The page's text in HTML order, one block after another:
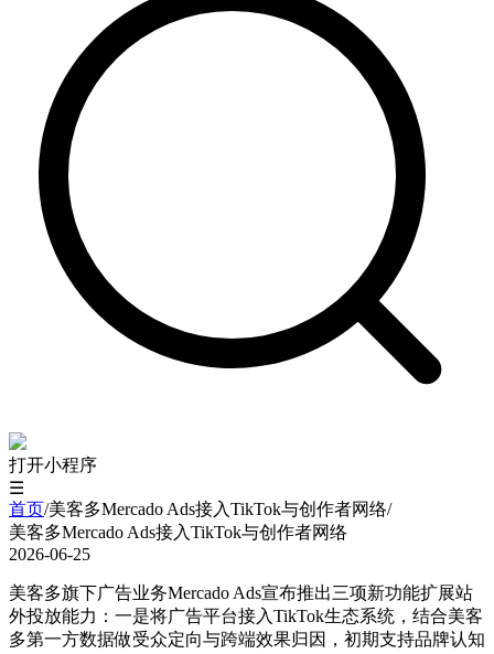
打开小程序
☰
首页/美客多Mercado Ads接入TikTok与创作者网络/
美客多Mercado Ads接入TikTok与创作者网络
2026-06-25
美客多旗下广告业务Mercado Ads宣布推出三项新功能扩展站
外投放能力：一是将广告平台接入TikTok生态系统，结合美客
多第一方数据做受众定向与跨端效果归因，初期支持品牌认知